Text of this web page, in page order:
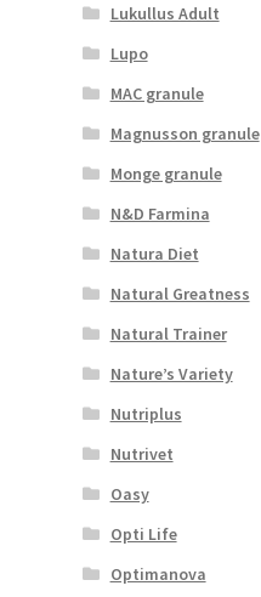
Lukullus Adult
Lupo
MAC granule
Magnusson granule
Monge granule
N&D Farmina
Natura Diet
Natural Greatness
Natural Trainer
Nature’s Variety
Nutriplus
Nutrivet
Oasy
Opti Life
Optimanova